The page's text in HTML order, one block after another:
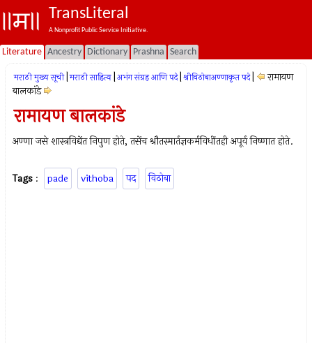
TransLiteral
A Nonprofit Public Service Initiative.
Literature Ancestry Dictionary Prashna Search
मराठी मुख्य सूची मराठी साहित्य अभंग संग्रह आणि पदे श्रीविठोबाअण्णाकृत पदे
रामायण
बालकांडे
रामायण बालकांडे
अण्णा जसे शास्त्रविद्येंत निपुण होते, तसेंच श्रौतस्मार्तज्ञकर्मविधींतही अपूर्व निष्णात होते.
Tags : pade vithoba पद विठोबा